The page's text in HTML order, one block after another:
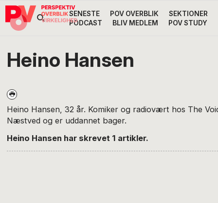
Gå
direkte
navigation
Skip
indhold
Gå
direkte
Header
SENESTE POV OVERBLIK
SEKTIONER
PODCAST
BLIV MEDLEM POV STUDY
International
Heino Hansen
Heino Hansen, 32 år. Komiker og radiovært hos The
Næstved og er uddannet bager.
Heino Hansen har skrevet 1 artikler.